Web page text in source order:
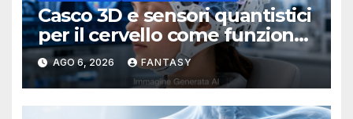
Casco 3D e sensori quantistici
per il cervello come funziona
l’OPM-MEG
AGO 6, 2026 FANTASY